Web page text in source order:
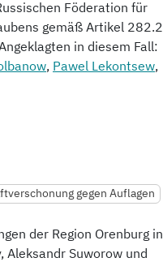
Föderation für
gemäß Artikel 282.2
in diesem Fall:
, Pawel Lekontsew,
gegen Auflagen
der Region Orenburg in
Aleksandr Suworow und